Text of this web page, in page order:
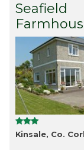
Seafield
Kinsale, Co.